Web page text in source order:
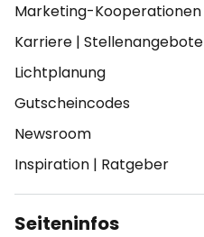
Marketing-Kooperationen
Karriere | Stellenangebote
Lichtplanung
Gutscheincodes
Newsroom
Inspiration | Ratgeber
Seiteninfos